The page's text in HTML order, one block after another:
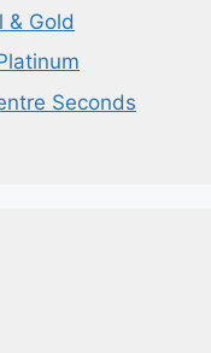
& Gold
Seconds